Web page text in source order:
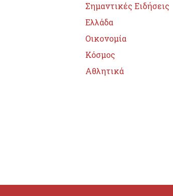
Σημαντικές Ειδήσεις
Ελλάδα
Οικονομία
Κόσμος
Αθλητικά